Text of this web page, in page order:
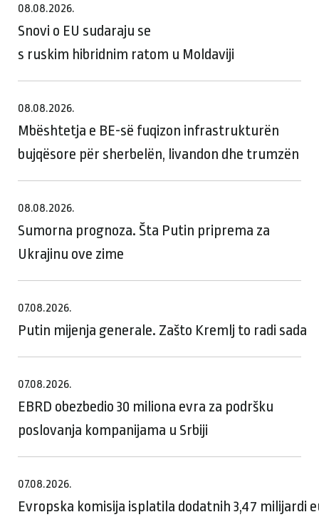
08.08.2026.
Snovi o EU sudaraju se
s ruskim hibridnim ratom u Moldaviji
08.08.2026.
Mbështetja e BE-së fuqizon infrastrukturën
bujqësore për sherbelën, livandon dhe trumzën
08.08.2026.
Sumorna prognoza. Šta Putin priprema za
Ukrajinu ove zime
07.08.2026.
Putin mijenja generale. Zašto Kremlj to radi sada
07.08.2026.
EBRD obezbedio 30 miliona evra za podršku
poslovanja kompanijama u Srbiji
07.08.2026.
Evropska komisija isplatila dodatnih 3,47 milijardi